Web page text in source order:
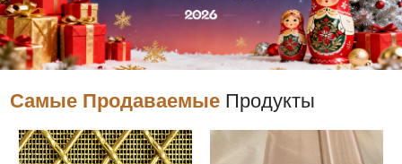
Самые Продаваемые Продукты